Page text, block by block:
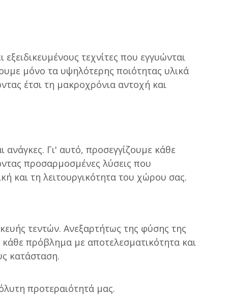
τεχνίτες που εγγυώνται
μόνο τα υψηλότερης ποιότητας υλικά
έτσι τη μακροχρόνια αντοχή και
ανάγκες. Γι' αυτό, προσεγγίζουμε κάθε
προσαρμοσμένες λύσεις που
και τη λειτουργικότητα του χώρου σας.
τεντών. Ανεξαρτήτως της φύσης της
κάθε πρόβλημα με αποτελεσματικότητα και
κατάσταση.
προτεραιότητά μας.